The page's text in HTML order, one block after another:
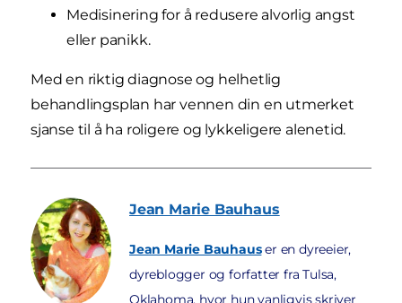
Medisinering for å redusere alvorlig angst
eller panikk.
Med en riktig diagnose og helhetlig
behandlingsplan har vennen din en utmerket
sjanse til å ha roligere og lykkeligere alenetid.
Jean Marie Bauhaus
Jean Marie Bauhauser en dyreeier,
dyreblogger og forfatter fra Tulsa,
Oklahoma, hvor hun vanligvis skriver